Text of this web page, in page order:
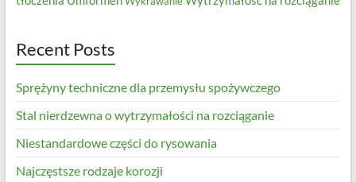
Recent Posts
Sprężyny techniczne dla przemysłu spożywczego
Stal nierdzewna o wytrzymałości na rozciąganie
Niestandardowe części do rysowania
Najczęstsze rodzaje korozji